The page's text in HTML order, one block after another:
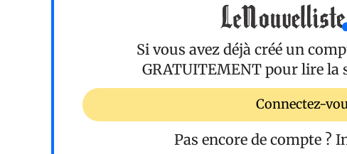
Si vous avez déjà créé un
GRATUITEMENT pour lire la
Connectez-
Pas encore de compte ?